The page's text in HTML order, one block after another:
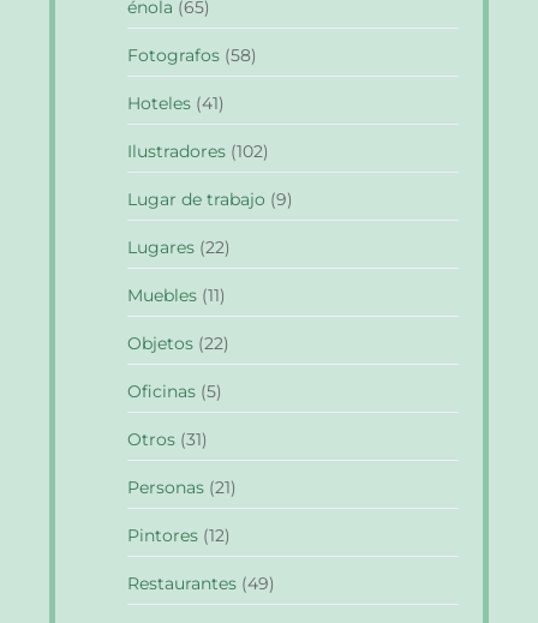
énola (65)
Fotografos (58)
Hoteles (41)
Ilustradores (102)
Lugar de trabajo (9)
Lugares (22)
Muebles (11)
Objetos (22)
Oficinas (5)
Otros (31)
Personas (21)
Pintores (12)
Restaurantes (49)